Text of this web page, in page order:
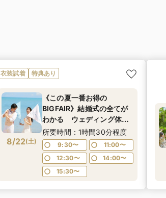
衣装試着 特典あり
8/22(土)
《この夏一番お得の
BIGFAIR》結婚式の全てが
わかる ウェディング体験
フェスタ★ドレス試着や入
場体験も◎
所要時間：1時間30分程度
9:30〜
11:00〜
12:30〜
14:00〜
15:30〜